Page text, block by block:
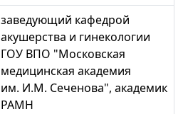
заведующий кафедрой
акушерства и гинекологии
ГОУ ВПО "Московская
медицинская академия
им. И.М. Сеченова", академик
РАМН